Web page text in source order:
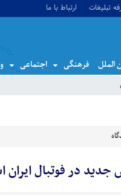
تبلیغات ارتباط با ما
الملل فرهنگی اجتماعی
جدید در فوتبال